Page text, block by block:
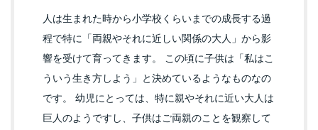
人は生まれた時から小学校くらいまでの成長する過
程で特に「両親やそれに近しい関係の大人」から影
響を受けて育ってきます。 この頃に子供は「私はこ
ういう生き方しよう」と決めているようなものなの
です。 幼児にとっては、特に親やそれに近い大人は
巨人のようですし、子供はご両親のことを観察して